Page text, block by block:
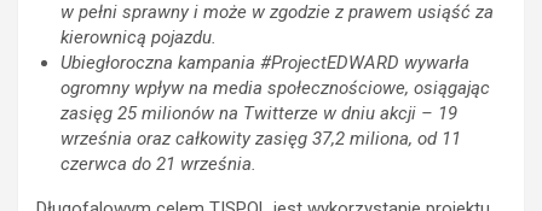
w pełni sprawny i może w zgodzie z prawem usiąść za
kierownicą pojazdu.
Ubiegłoroczna kampania #ProjectEDWARD wywarła
ogromny wpływ na media społecznościowe, osiągając
zasięg 25 milionów na Twitterze w dniu akcji – 19
września oraz całkowity zasięg 37,2 miliona, od 11
czerwca do 21 września.